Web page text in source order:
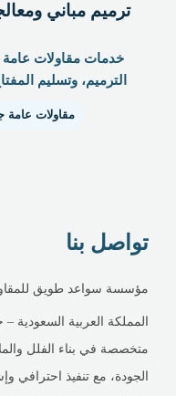
ترميم مباني
خدمات مقاولات عامة
الترميم، وتسليم
مقاولات عامة
تواصل بنا
مؤسسة سواعد طويق
المملكة العربية
متخصصة في بناء الفلل
الجودة، مع تنفيذ